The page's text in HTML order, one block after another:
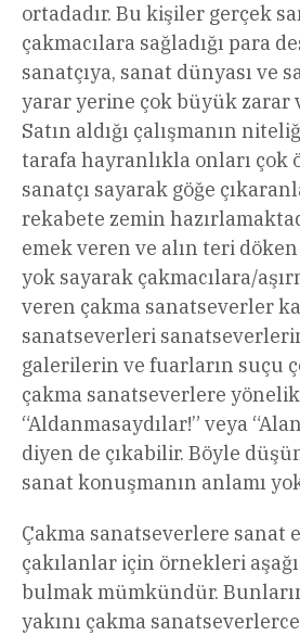
ortadadır. Bu kişiler gerçek
çakmacılara sağladığı para
sanatçıya, sanat dünyası ve
yarar yerine çok büyük zarar
Satın aldığı çalışmanın
tarafa hayranlıkla onları çok
sanatçı sayarak göğe
rekabete zemin
emek veren ve alın teri
yok sayarak çakmacılara/
veren çakma sanatseverler
sanatseverleri
galerilerin ve fuarların suçu
çakma sanatseverlere yönelik
“Aldanmasaydılar!” veya
diyen de çıkabilir. Böyle
sanat konuşmanın anlamı
Çakma sanatseverlere sanat
çakılanlar için örnekleri
bulmak mümkündür.
yakını çakma sanatseverlerce